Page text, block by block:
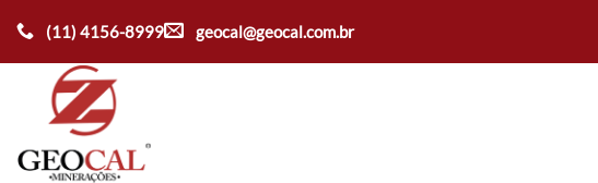
para
o
conteúdo
(11) 4156-8999 geocal@geocal.com.br